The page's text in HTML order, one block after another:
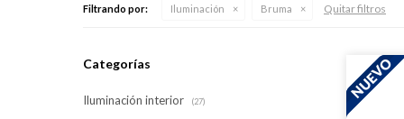
Filtrando por: Iluminación Bruma Quitar filtros
Categorías
Iluminación interior (27)